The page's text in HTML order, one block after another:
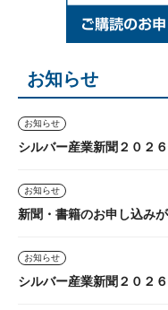
お知らせ
お知らせ
シルバー産業新聞２０２
お知らせ
新聞・書籍のお申し込み
お知らせ
シルバー産業新聞２０２